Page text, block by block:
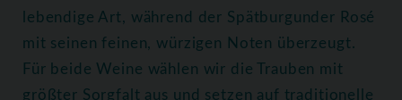
lebendige Art, während der Spätburgunder Rosé
mit seinen feinen, würzigen Noten überzeugt.
Für beide Weine wählen wir die Trauben mit
größter Sorgfalt aus und setzen auf traditionelle